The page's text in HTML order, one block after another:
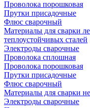
Проволока порошковая
Прутки присадочные
Флюс сварочный
Материалы для сварки
теплоустойчивых сталей
Электроды сварочные
Проволока сплошная
Проволока порошковая
Прутки присадочные
Флюс сварочный
Материалы для сварки
Электроды сварочные